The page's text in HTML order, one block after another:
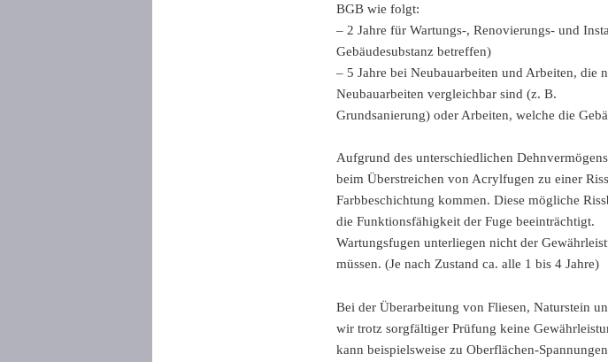
BGB wie folgt:
– 2 Jahre für Wartungs-, Renovierungs- und
Gebäudesubstanz betreffen)
– 5 Jahre bei Neubauarbeiten und Arbeiten, die
Neubauarbeiten vergleichbar sind (z. B.
Grundsanierung) oder Arbeiten, welche die
Aufgrund des unterschiedlichen
beim Überstreichen von Acrylfugen zu einer
Farbbeschichtung kommen. Diese mögliche
die Funktionsfähigkeit der Fuge beeinträchtigt.
Wartungsfugen unterliegen nicht der
müssen. (Je nach Zustand ca. alle 1 bis 4 Jahre)
Bei der Überarbeitung von Fliesen, Naturstein
wir trotz sorgfältiger Prüfung keine
kann beispielsweise zu Oberflächen-